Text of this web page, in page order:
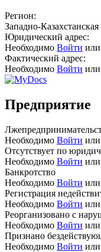
Регион:
Западно-
Юридический адрес:
Необходимо Войти или
Фактический адрес:
Необходимо Войти или
Предприятие
Необходимо Войти или
Отсутствует по
Необходимо Войти или
Банкротство
Необходимо Войти или
Регистрация
Необходимо Войти или
Реорганизовано с
Необходимо Войти или
Признано
Необходимо Войти или